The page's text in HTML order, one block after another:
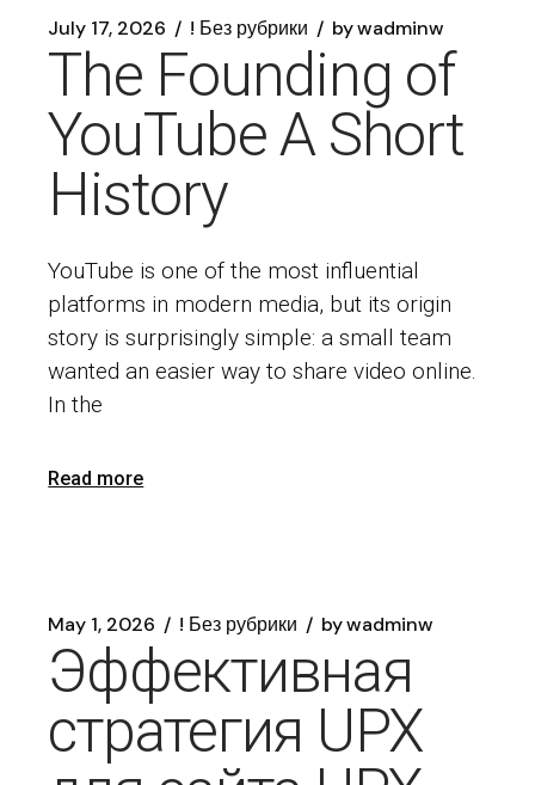
July 17, 2026 ! Без рубрики bywadminw
The Founding of
YouTube A Short
History
YouTube is one of the most influential
platforms in modern media, but its origin
story is surprisingly simple: a small team
wanted an easier way to share video online.
In the
Read more
May 1, 2026 ! Без рубрики bywadminw
Эффективная
стратегия UPX